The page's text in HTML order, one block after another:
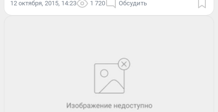
12 октября, 2015, 14:23 1 720 Обсудить